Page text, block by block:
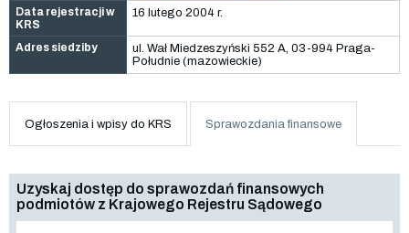
Data rejestracji w
KRS
16 lutego 2004 r.
Adres siedziby
ul. Wał Miedzeszyński 552 A, 03-994 Praga-
Południe (mazowieckie)
Ogłoszenia i wpisy do KRS Sprawozdania finansowe
Uzyskaj dostęp do sprawozdań finansowych
podmiotów z Krajowego Rejestru Sądowego